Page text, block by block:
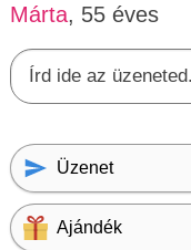
Márta, 55 éves
Üzenet
Ajándék